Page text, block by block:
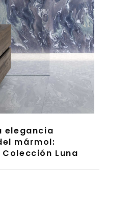
elegancia
mármol:
Luna